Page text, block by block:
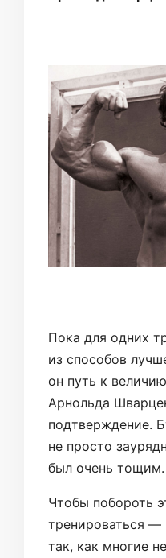
Пока для одних
из способов
он путь к
Арнольда
подтверждение.
не просто
был очень тощим.
Чтобы побороть
тренироваться —
так, как многие